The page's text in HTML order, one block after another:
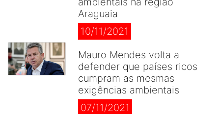
Araguaia
10/11/2021
Mauro Mendes volta a
defender que países ricos
cumpram as mesmas
exigências ambientais
07/11/2021